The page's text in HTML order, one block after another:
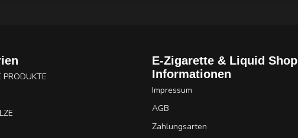
PRODUKTE
E-Zigarette & Liquid Shop
Informationen
Impressum
AGB
Zahlungsarten